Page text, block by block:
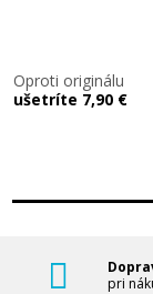
Oproti originálu
ušetríte 7,90 €
pri